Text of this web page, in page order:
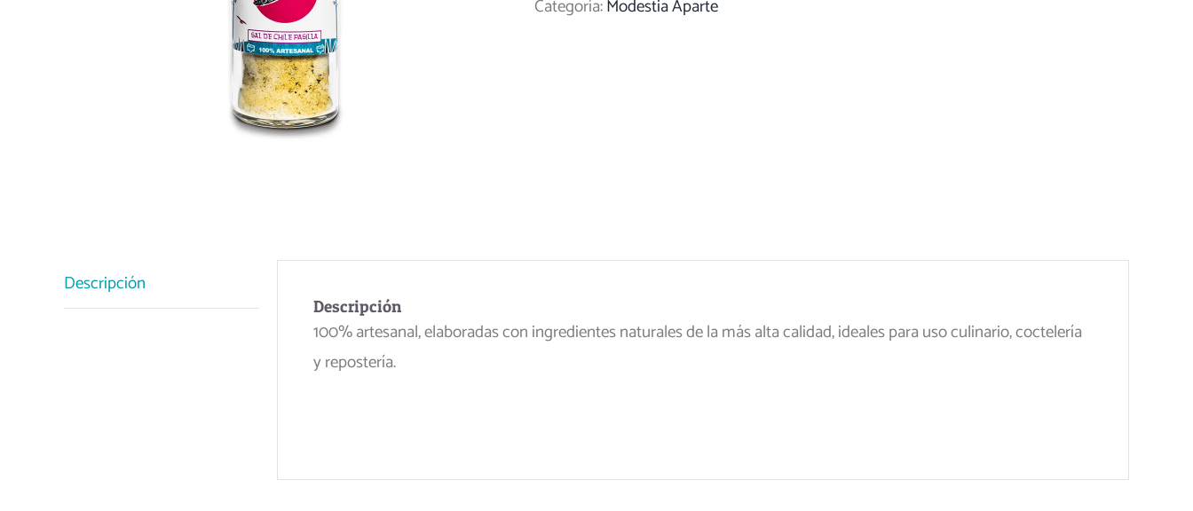
Pasilla
Categoría:Modestia Aparte
Descripción
Descripción
100% artesanal, elaboradas con ingredientes naturales de la más alta calidad, ideales para uso culinario, coctelería
y repostería.